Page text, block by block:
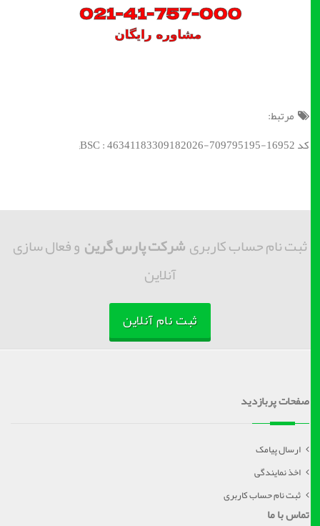
مرتبط:
کد BSC : 46341183309182026-709795195-16952;
ثبت نام حساب کاربریشرکت پارس گرینو فعال سازی
آنلاین
ثبت نام آنلاین
صفحات پربازدید
ارسال پیامک
اخذ نمایندگی
ثبت نام حساب کاربری
تماس با ما